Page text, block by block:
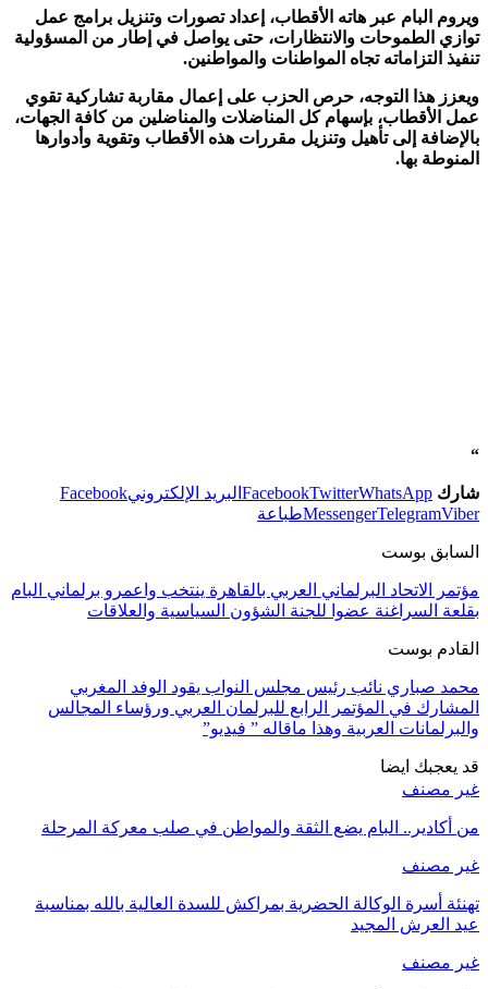
ويروم البام عبر هاته الأقطاب، إعداد تصورات وتنزيل برامج عمل
توازي الطموحات والانتظارات، حتى يواصل في إطار من المسؤولية
تنفيذ التزاماته تجاه المواطنات والمواطنين.
ويعزز هذا التوجه، حرص الحزب على إعمال مقاربة تشاركية تقوي
عمل الأقطاب، بإسهام كل المناضلات والمناضلين من كافة الجهات،
بالإضافة إلى تأهيل وتنزيل مقررات هذه الأقطاب وتقوية وأدوارها
المنوطة بها.
“
شارك FacebookTwitterWhatsApp البريد الإلكترونيFacebook
MessengerTelegramViber طباعة
السابق بوست
مؤتمر الاتحاد البرلماني العربي بالقاهرة ينتخب واعمرو برلماني البام
بقلعة السراغنة عضوا للجنة الشؤون السياسية والعلاقات
القادم بوست
محمد صباري نائب رئيس مجلس النواب يقود الوفد المغربي
المشارك في المؤتمر الرابع للبرلمان العربي ورؤساء المجالس
والبرلمانات العربية وهذا ماقاله ” فيديو”
قد يعجبك ايضا
غير مصنف
من أكادير.. البام يضع الثقة والمواطن في صلب معركة المرحلة
غير مصنف
تهنئة أسرة الوكالة الحضرية بمراكش للسدة العالية بالله بمناسبة
عيد العرش المجيد
غير مصنف